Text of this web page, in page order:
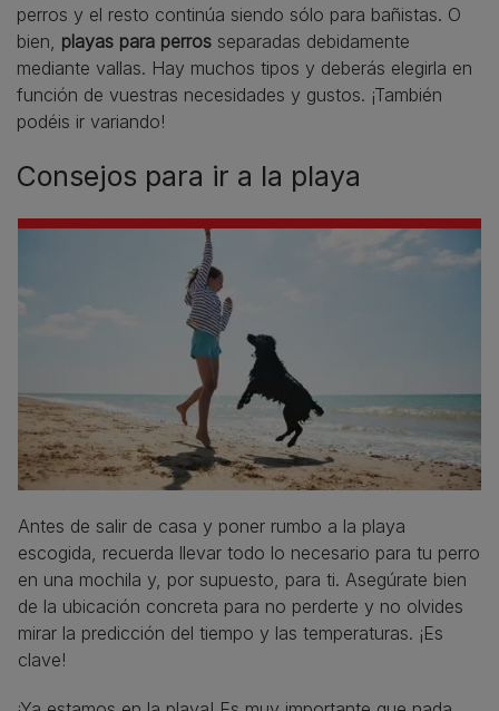
perros y el resto continúa siendo sólo para bañistas. O
bien, playas para perros separadas debidamente
mediante vallas. Hay muchos tipos y deberás elegirla en
función de vuestras necesidades y gustos. ¡También
podéis ir variando!
Consejos para ir a la playa
Antes de salir de casa y poner rumbo a la playa
escogida, recuerda llevar todo lo necesario para tu perro
en una mochila y, por supuesto, para ti. Asegúrate bien
de la ubicación concreta para no perderte y no olvides
mirar la predicción del tiempo y las temperaturas. ¡Es
clave!